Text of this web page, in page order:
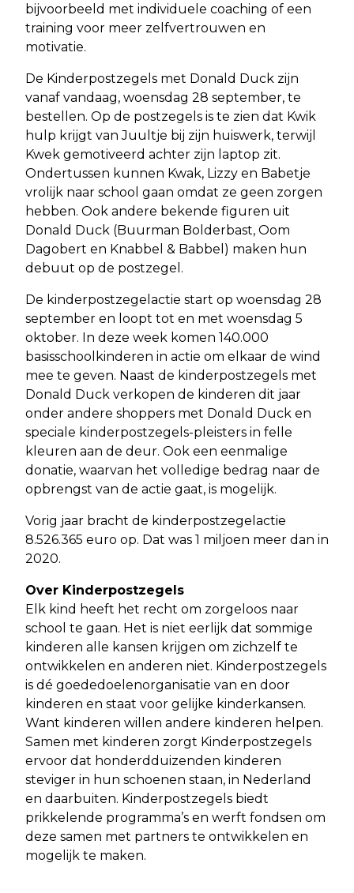
bijvoorbeeld met individuele coaching of een
training voor meer zelfvertrouwen en
motivatie.
De Kinderpostzegels met Donald Duck zijn
vanaf vandaag, woensdag 28 september, te
bestellen. Op de postzegels is te zien dat Kwik
hulp krijgt van Juultje bij zijn huiswerk, terwijl
Kwek gemotiveerd achter zijn laptop zit.
Ondertussen kunnen Kwak, Lizzy en Babetje
vrolijk naar school gaan omdat ze geen zorgen
hebben. Ook andere bekende figuren uit
Donald Duck (Buurman Bolderbast, Oom
Dagobert en Knabbel & Babbel) maken hun
debuut op de postzegel.
De kinderpostzegelactie start op woensdag 28
september en loopt tot en met woensdag 5
oktober. In deze week komen 140.000
basisschoolkinderen in actie om elkaar de wind
mee te geven. Naast de kinderpostzegels met
Donald Duck verkopen de kinderen dit jaar
onder andere shoppers met Donald Duck en
speciale kinderpostzegels-pleisters in felle
kleuren aan de deur. Ook een eenmalige
donatie, waarvan het volledige bedrag naar de
opbrengst van de actie gaat, is mogelijk.
Vorig jaar bracht de kinderpostzegelactie
8.526.365 euro op. Dat was 1 miljoen meer dan in
2020.
Over Kinderpostzegels
Elk kind heeft het recht om zorgeloos naar
school te gaan. Het is niet eerlijk dat sommige
kinderen alle kansen krijgen om zichzelf te
ontwikkelen en anderen niet. Kinderpostzegels
is dé goededoelenorganisatie van en door
kinderen en staat voor gelijke kinderkansen.
Want kinderen willen andere kinderen helpen.
Samen met kinderen zorgt Kinderpostzegels
ervoor dat honderdduizenden kinderen
steviger in hun schoenen staan, in Nederland
en daarbuiten. Kinderpostzegels biedt
prikkelende programma’s en werft fondsen om
deze samen met partners te ontwikkelen en
mogelijk te maken.